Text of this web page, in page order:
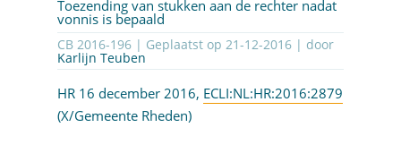
Toezending van stukken aan de rechter nadat
vonnis is bepaald
CB 2016-196 | Geplaatst op 21-12-2016| door
Karlijn Teuben
HR 16 december 2016, ECLI:NL:HR:2016:2879
(X/Gemeente Rheden)